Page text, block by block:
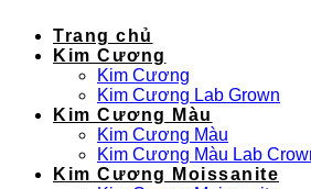
Trang chủ
Kim Cương
Kim Cương
Kim Cương Lab Grown
Kim Cương Màu
Kim Cương Màu
Kim Cương Màu Lab
Kim Cương Moissanite